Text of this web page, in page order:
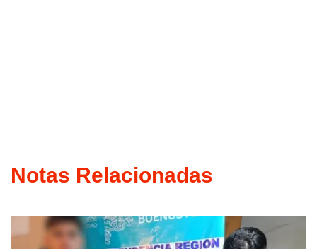
Notas Relacionadas